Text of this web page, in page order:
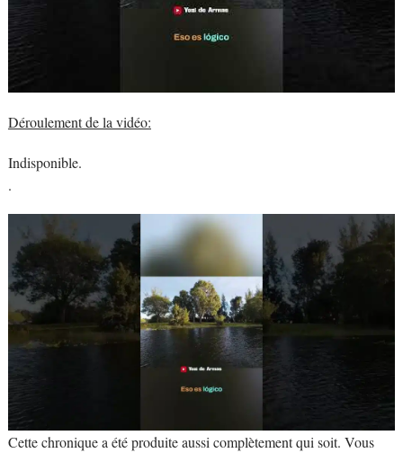
Déroulement de la vidéo:
Indisponible.
.
Cette chronique a été produite aussi complètement qui soit. Vous